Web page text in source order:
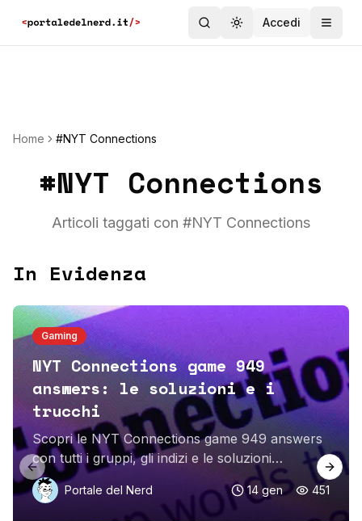
Toggle theme
Accedi
Home #NYT Connections
#NYT Connections
Articoli taggati con #NYT Connections
In Evidenza
Gaming
NYT Connections game 949
answers: le soluzioni e i
trucchi
Scopri le NYT Connections game 949 answers
con tutti i gruppi, gli indizi e le soluzioni
dettagliate; leggi ora per non perdere nessun
trucco.Portale del Nerd 14 gen 451
Previous slide Next